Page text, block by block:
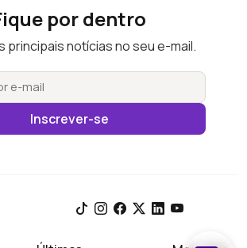
por dentro
principais notícias no seu e-mail.
Inscrever-se